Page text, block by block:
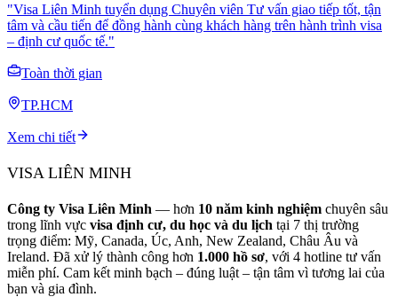
"Visa Liên Minh tuyển dụng Chuyên viên Tư vấn giao tiếp tốt, tận
tâm và cầu tiến để đồng hành cùng khách hàng trên hành trình visa
– định cư quốc tế."
Toàn thời gian
TP.HCM
Xem chi tiết
VISA LIÊN MINH
Công ty Visa Liên Minh — hơn 10 năm kinh nghiệm chuyên sâu
trong lĩnh vực visa định cư, du học và du lịch tại 7 thị trường
trọng điểm: Mỹ, Canada, Úc, Anh, New Zealand, Châu Âu và
Ireland. Đã xử lý thành công hơn 1.000 hồ sơ, với 4 hotline tư vấn
miễn phí. Cam kết minh bạch – đúng luật – tận tâm vì tương lai của
bạn và gia đình.